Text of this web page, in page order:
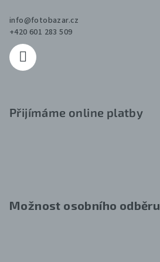
info@fotobazar.cz
+420 601 283 509
Přijímáme online platby
Možnost osobního odběru